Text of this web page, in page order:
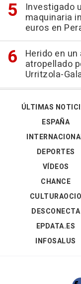
Investigado
maquinaria
euros en
Herido en
atropellado
Urritzola-
ÚLTIMAS
ESPAÑA
DEPORTES
VÍDEOS
CHANCE
CULTURAOCIO
DESCONECTA
EPDATA.ES
INFOSALUS